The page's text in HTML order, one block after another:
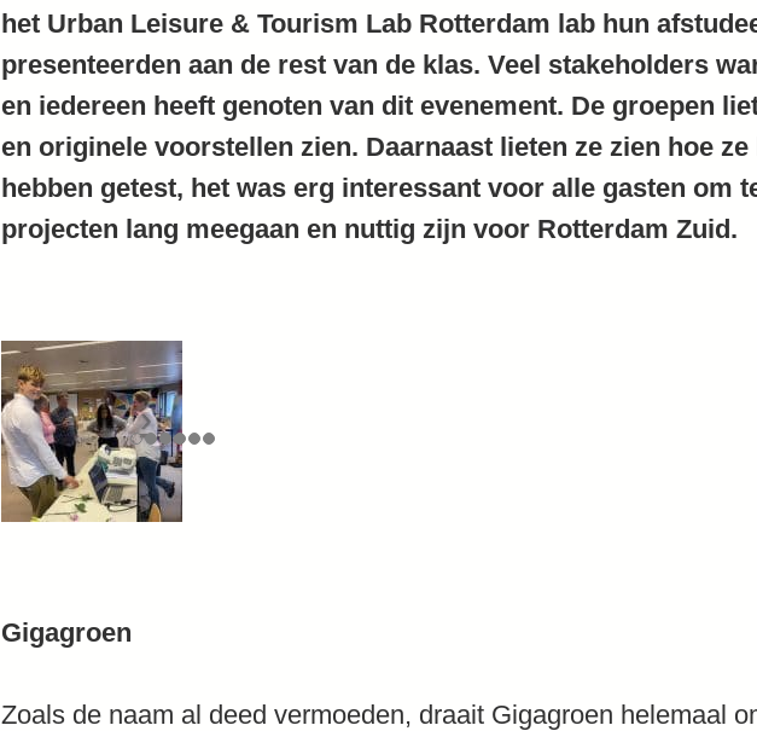
het Urban Leisure & Tourism Lab Rotterdam lab hun
presenteerden aan de rest van de klas. Veel stakeholders
en iedereen heeft genoten van dit evenement. De groepen
en originele voorstellen zien. Daarnaast lieten ze zien hoe
hebben getest, het was erg interessant voor alle gasten om
projecten lang meegaan en nuttig zijn voor Rotterdam Zuid.
Gigagroen
Zoals de naam al deed vermoeden, draait Gigagroen helemaal